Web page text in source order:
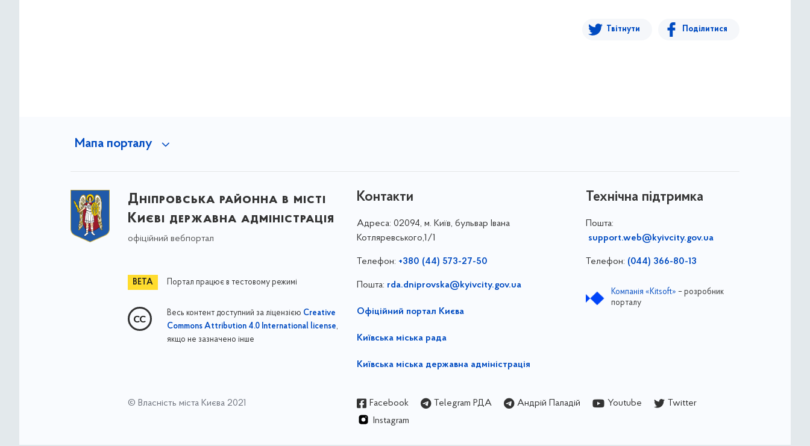
Твітнути Поділитися
Мапа порталу
Дніпровська районна в місті
Києві державна адміністрація
офіційний вебпортал
Портал працює в тестовому режимі
Весь контент доступний за ліцензією Creative
Commons Attribution 4.0 International license,
якщо не зазначено інше
Контакти
Адреса: 02094, м. Київ, бульвар Івана
Котляревського,1/1
Телефон: +380 (44) 573-27-50
Пошта: rda.dniprovska@kyivcity.gov.ua
Офіційний портал Києва
Київська міська рада
Київська міська державна адміністрація
Технічна підтримка
Пошта:
support.web@kyivcity.gov.ua
Телефон: (044) 366-80-13
Компанія «Kitsoft» – розробник
порталу
© Власність міста Києва 2021 Facebook Telegram РДА Андрій Паладій Youtube
Twitter
Instagram